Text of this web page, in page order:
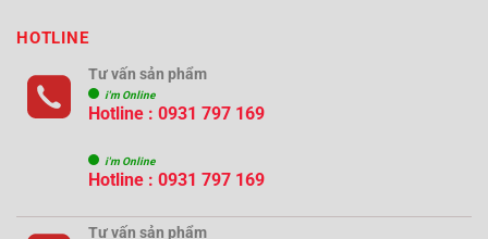
HOTLINE
Tư vấn sản phẩm
i'm Online
Hotline : 0931 797 169
i'm Online
Hotline : 0931 797 169
Tư vấn sản phẩm